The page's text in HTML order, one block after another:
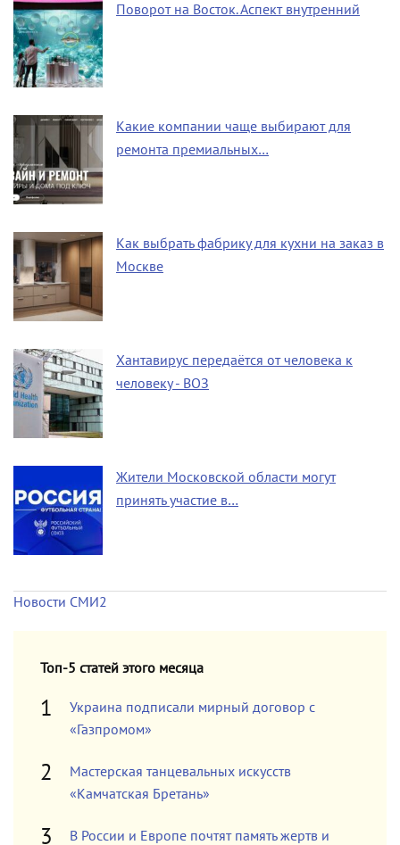
Поворот на Восток. Аспект внутренний
Какие компании чаще выбирают для
ремонта премиальных…
Как выбрать фабрику для кухни на заказ в
Москве
Хантавирус передаётся от человека к
человеку - ВОЗ
Жители Московской области могут
принять участие в…
Новости СМИ2
Топ-5 статей этого месяца
Украина подписали мирный договор с
«Газпромом»
Мастерская танцевальных искусств
«Камчатская Бретань»
В России и Европе почтят память жертв и